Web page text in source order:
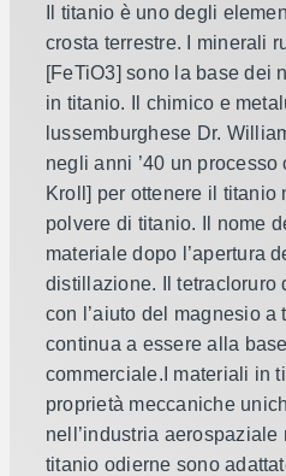
Il titanio è uno degli
crosta terrestre. I minerali
[FeTiO3] sono la base dei
in titanio. Il chimico e
lussemburghese Dr.
negli anni ’40 un
Kroll] per ottenere il titanio
polvere di titanio. Il nome
materiale dopo l’apertura
distillazione. Il tetracloruro
con l’aiuto del magnesio a
continua a essere alla
commerciale. I materiali in
proprietà meccaniche
nell’industria aerospaziale
titanio odierne sono